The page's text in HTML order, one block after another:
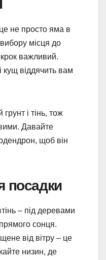
не просто яма в
місця до
крок важливий.
кущ віддячить вам
і тінь, тож
Давайте
щоб він
посадки
– під деревами
сонця.
від вітру – це
низин, де